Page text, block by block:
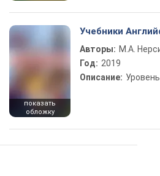
показать
обложку
Учебники
Авторы: М.А.
Год: 2019
Описание: